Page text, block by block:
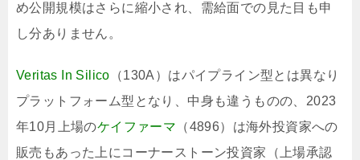
め公開規模はさらに縮小され、需給面での見た目も申
し分ありません。
Veritas In Silico （130A）はパイプライン型とは異なり
プラットフォーム型となり、中身も違うものの、2023
年10月上場のケイファーマ （4896）は海外投資家への
販売もあった上にコーナーストーン投資家（上場承認